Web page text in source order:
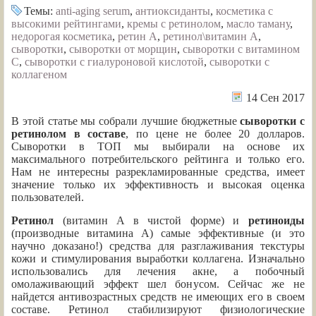
Темы: anti-aging serum, антиоксиданты, косметика с
высокими рейтингами, кремы с ретинолом, масло таману,
недорогая косметика, ретин А, ретинол\витамин А,
сыворотки, сыворотки от морщин, сыворотки с витамином
С, сыворотки с гиалуроновой кислотой, сыворотки с
коллагеном
14 Сен 2017
В этой статье мы собрали лучшие бюджетныесыворотки с
ретинолом в составе, по цене не более 20 долларов.
Сыворотки в ТОП мы выбирали на основе их
максимального потребительского рейтинга и только его.
Нам не интересны разрекламированные средства, имеет
значение только их эффективность и высокая оценка
пользователей.
Ретинол (витамин A в чистой форме) и ретиноиды
(производные витамина А) самые эффективные (и это
научно доказано!) средства для разглаживания текстуры
кожи и стимулирования выработки коллагена. Изначально
использовались для лечения акне, а побочный
омолаживающий эффект шел бонусом. Сейчас же не
найдется антивозрастных средств не имеющих его в своем
составе. Ретинол стабилизируют физиологические